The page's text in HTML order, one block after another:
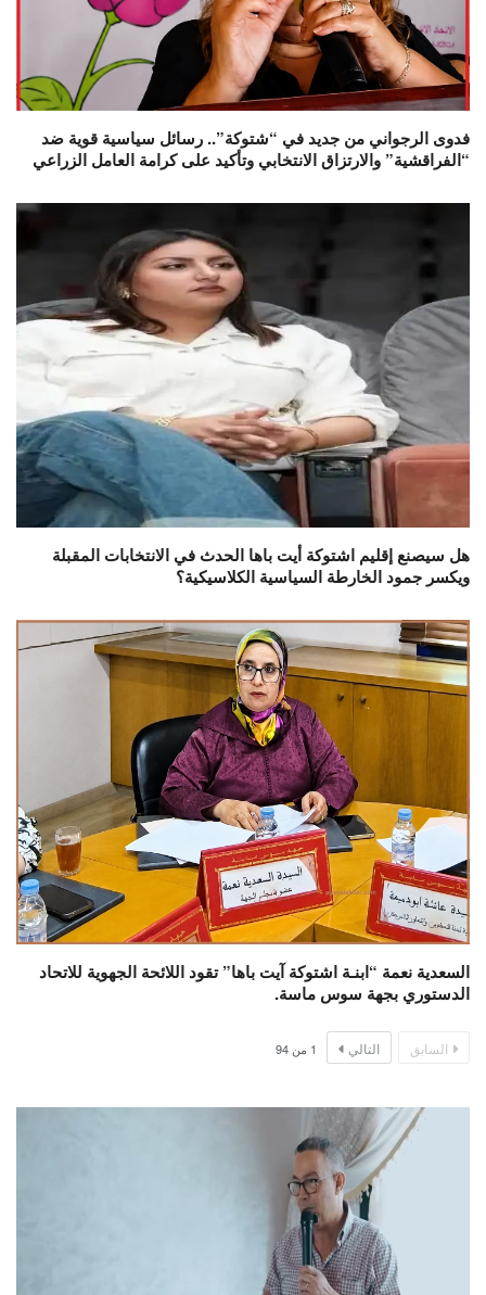
فدوى الرجواني من جديد في “شتوكة”.. رسائل سياسية قوية ضد
“الفراقشية” والارتزاق الانتخابي وتأكيد على كرامة العامل الزراعي
هل سيصنع إقليم اشتوكة أيت باها الحدث في الانتخابات المقبلة
ويكسر جمود الخارطة السياسية الكلاسيكية؟
السعدية نعمة “ابنـة اشتوكة آيت باها” تقود اللائحة الجهوية للاتحاد
الدستوري بجهة سوس ماسة.
السابق التالي 1 من 94